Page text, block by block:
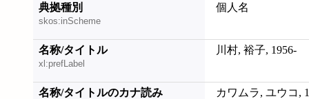
典拠種別
skos:inScheme
個人名
名称/タイトル
xl:prefLabel
川村, 裕子, 1956-
名称/タイトルのカナ読み カワムラ, ユウコ,